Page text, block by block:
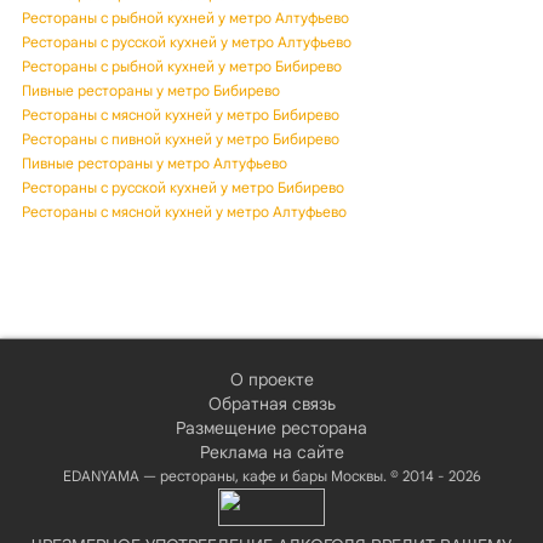
Рестораны с рыбной кухней у метро Алтуфьево
Рестораны с русской кухней у метро Алтуфьево
Рестораны с рыбной кухней у метро Бибирево
Пивные рестораны у метро Бибирево
Рестораны с мясной кухней у метро Бибирево
Рестораны с пивной кухней у метро Бибирево
Пивные рестораны у метро Алтуфьево
Рестораны с русской кухней у метро Бибирево
Рестораны с мясной кухней у метро Алтуфьево
О проекте
Обратная связь
Размещение ресторана
Реклама на сайте
EDANYAMA — рестораны, кафе и бары Москвы. © 2014 - 2026